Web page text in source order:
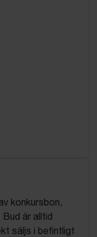
konkursbon,
är alltid
säljs i befintligt